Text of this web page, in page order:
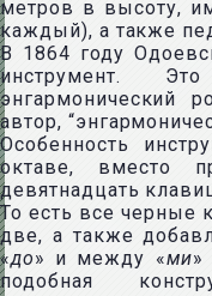
метров в высоту,
каждый), а также
В 1864 году
инструмент.
энгармонический
автор,
Особенность
октаве, вместо
девятнадцать
То есть все черные
две, а также
«до» и между «ми»
подобная